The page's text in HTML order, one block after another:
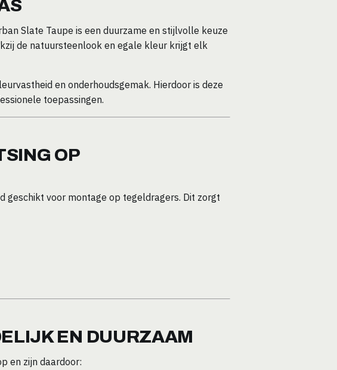
Slate Taupe is een duurzame en stijlvolle keuze
de natuursteenlook en egale kleur krijgt elk
en onderhoudsgemak. Hierdoor is deze
toepassingen.
OP
geschikt voor montage op tegeldragers. Dit zorgt
EN DUURZAAM
en zijn daardoor: